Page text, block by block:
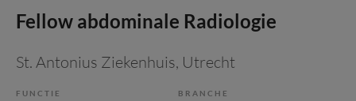
Fellow abdominale Radiologie
St. Antonius Ziekenhuis, Utrecht
FUNCTIE BRANCHE